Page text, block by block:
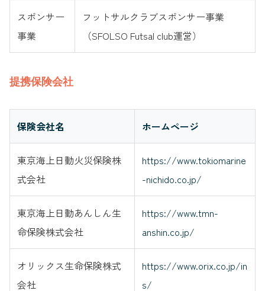
スポンサー
事業
フットサルクラブスポンサー事業
（SFOLSO Futsal club運営）
提携保険会社
保険会社名 ホームページ
東京海上日動火災保険株
式会社
https://www.tokiomarine
-nichido.co.jp/
東京海上日動あんしん生
命保険株式会社
https://www.tmn-
anshin.co.jp/
オリックス生命保険株式
会社
https://www.orix.co.jp/in
s/